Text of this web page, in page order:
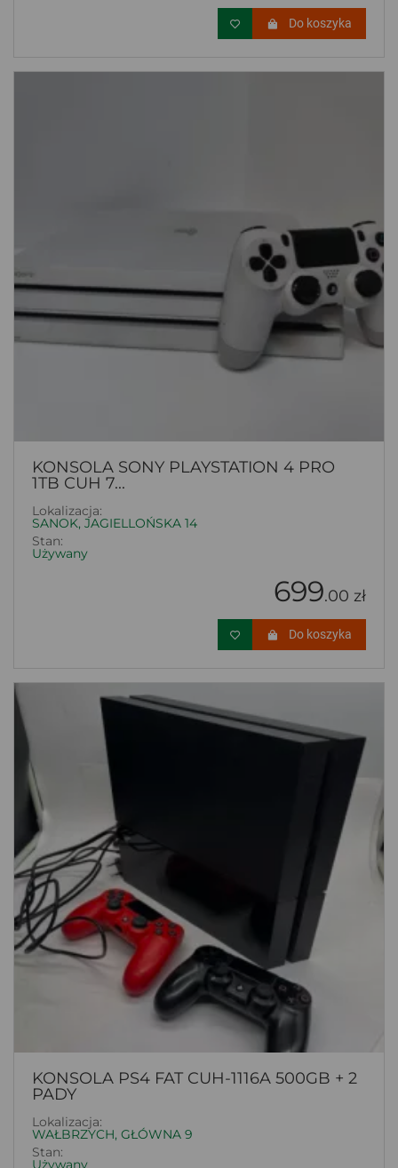
Do koszyka
KONSOLA SONY PLAYSTATION 4 PRO
1TB CUH 7...
Lokalizacja:
SANOK, JAGIELLOŃSKA 14
Stan:
Używany
699.00 zł
Do koszyka
KONSOLA PS4 FAT CUH-1116A 500GB + 2
PADY
Lokalizacja:
WAŁBRZYCH, GŁÓWNA 9
Stan:
Używany